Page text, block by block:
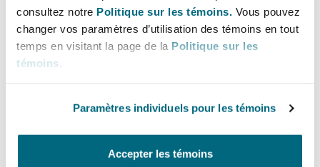
consultez notre Politique sur les témoins. Vous pouvez
changer vos paramètres d’utilisation des témoins en tout
temps en visitant la page de la Politique sur les
témoins.
Paramètres individuels pour les témoins
Accepter les témoins
Entretien, réparation et
Droit aérien commercial
Droit réglementaire
Droit maritime
Bulletins
Bureau principal
Chicago
+1 312 635 7000